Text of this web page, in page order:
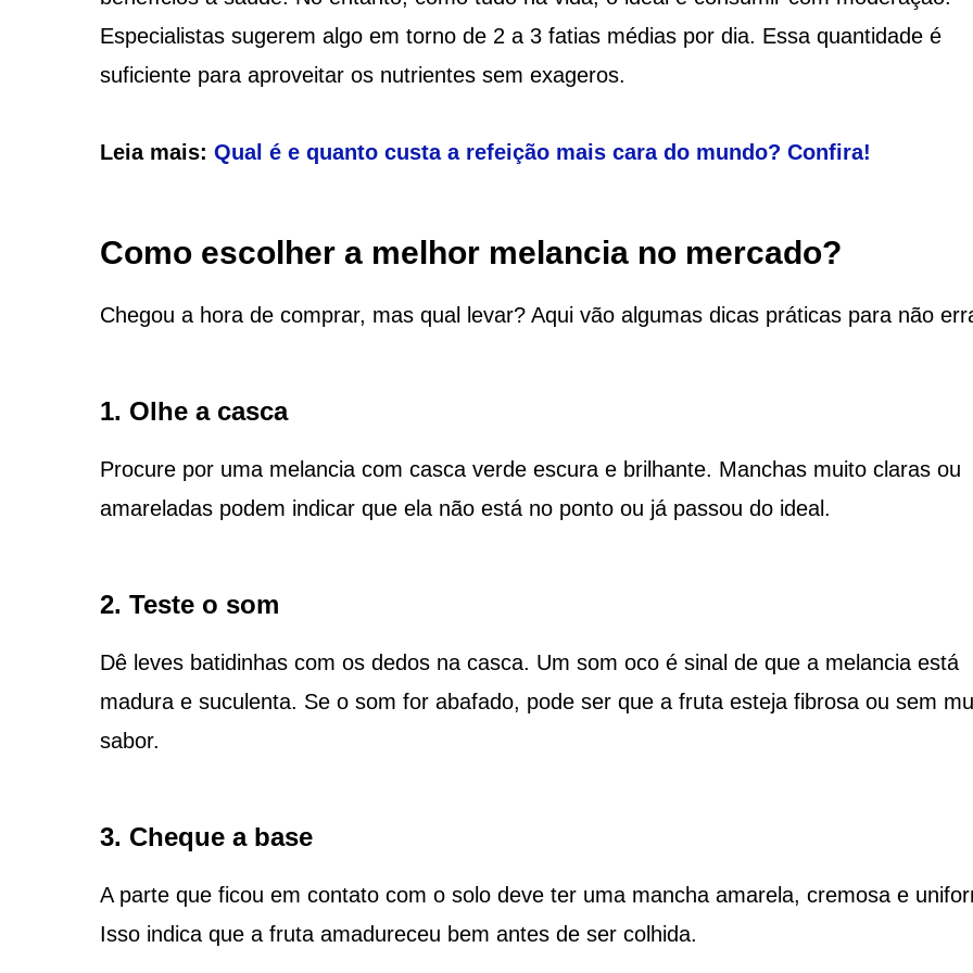
Especialistas sugerem algo em torno de 2 a 3 fatias médias por dia. Essa quantidade é
suficiente para aproveitar os nutrientes sem exageros.
Leia mais: Qual é e quanto custa a refeição mais cara do mundo? Confira!
Como escolher a melhor melancia no mercado?
Chegou a hora de comprar, mas qual levar? Aqui vão algumas dicas práticas para não
1. Olhe a casca
Procure por uma melancia com casca verde escura e brilhante. Manchas muito claras ou
amareladas podem indicar que ela não está no ponto ou já passou do ideal.
2. Teste o som
Dê leves batidinhas com os dedos na casca. Um som oco é sinal de que a melancia está
madura e suculenta. Se o som for abafado, pode ser que a fruta esteja fibrosa ou sem
sabor.
3. Cheque a base
A parte que ficou em contato com o solo deve ter uma mancha amarela, cremosa e
Isso indica que a fruta amadureceu bem antes de ser colhida.